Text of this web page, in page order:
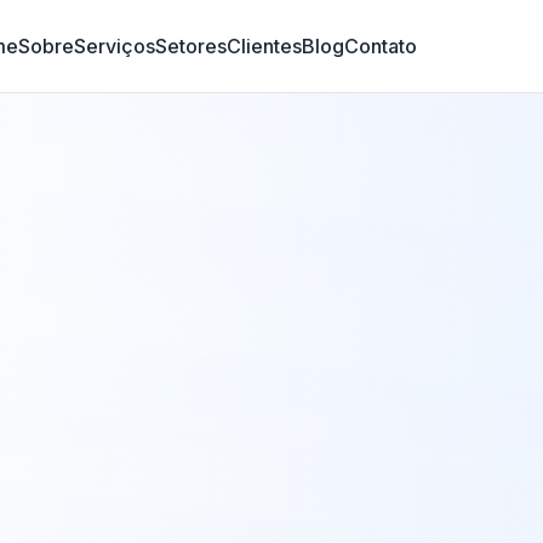
SobreServiçosSetoresClientesBlogContato